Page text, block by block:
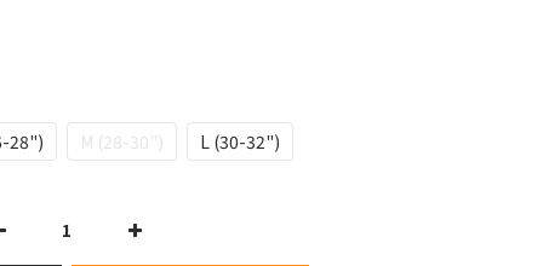
28") M (28-30") L (30-32")